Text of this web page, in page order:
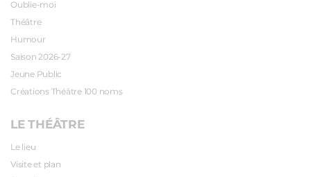
Oublie-moi
Théâtre
Humour
Saison 2026-27
Jeune Public
Créations Théâtre 100 noms
LE THÉÂTRE
Le lieu
Visite et plan